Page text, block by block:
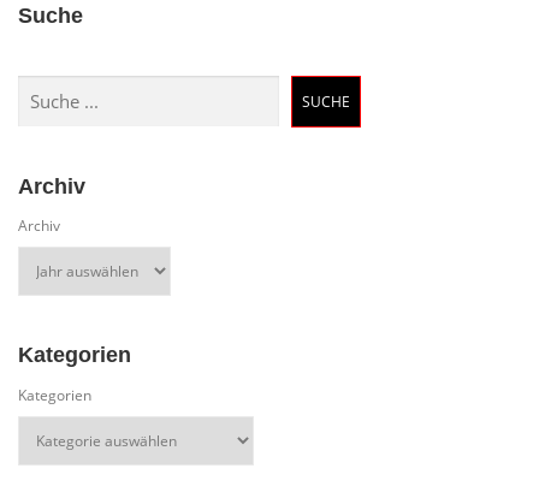
Suche
SUCHE
Archiv
Archiv
Kategorien
Kategorien